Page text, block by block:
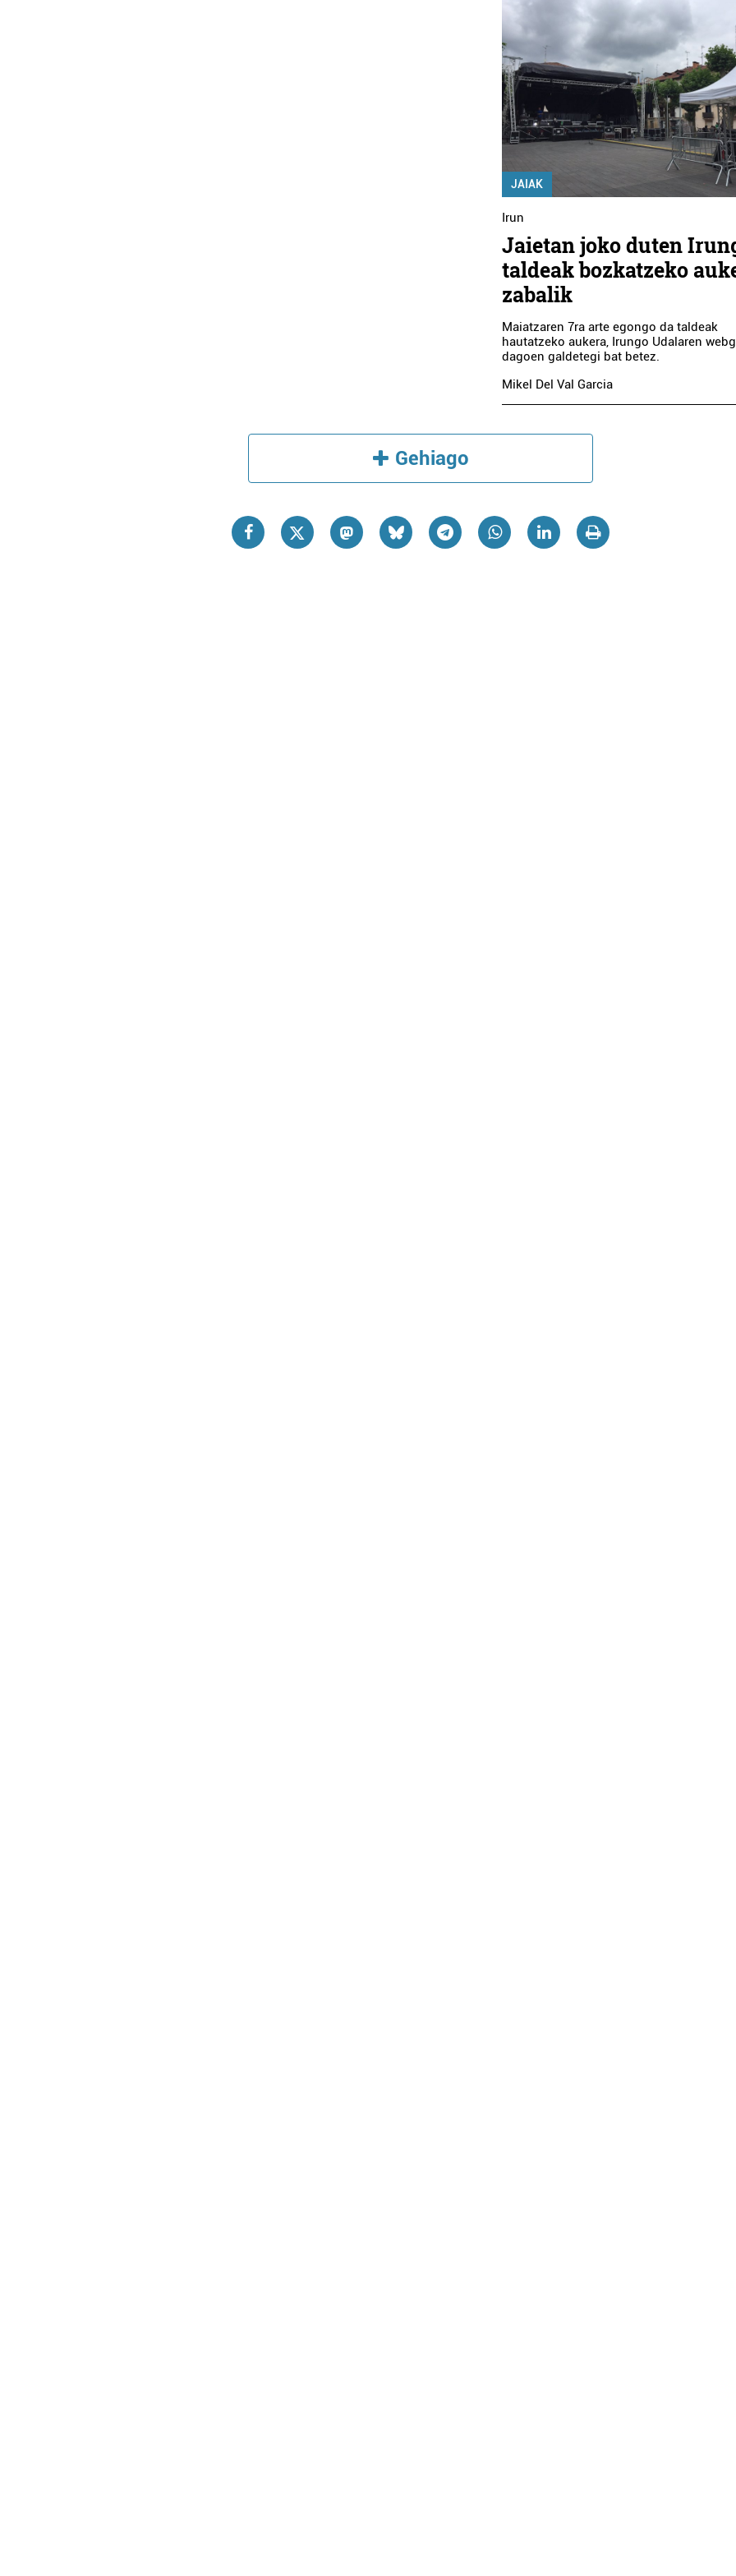
JAIAK
Irun
Jaietan joko duten
taldeak bozkatzeko
zabalik
Maiatzaren 7ra arte egongo da taldeak
hautatzeko aukera, Irungo Udalaren
dagoen galdetegi bat betez.
Mikel Del Val Garcia
Gehiago